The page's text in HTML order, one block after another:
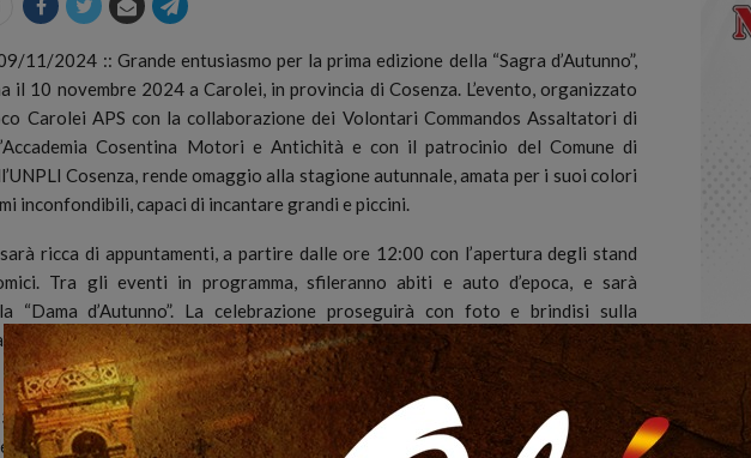
11/2024 :: Grande entusiasmo per la prima edizione della “Sagra d’Autunno”,
il 10 novembre 2024 a Carolei, in provincia di Cosenza. L’evento, organizzato
Carolei APS con la collaborazione dei Volontari Commandos Assaltatori di
Cosentina Motori e Antichità e con il patrocinio del Comune di
Cosenza, rende omaggio alla stagione autunnale, amata per i suoi colori
inconfondibili, capaci di incantare grandi e piccini.
ricca di appuntamenti, a partire dalle ore 12:00 con l’apertura degli stand
Tra gli eventi in programma, sfileranno abiti e auto d’epoca, e sarà
“Dama d’Autunno”. La celebrazione proseguirà con foto e brindisi sulla
gradinata Cubby Broccoli, seguiti da degustazioni di specialità culinarie e vini
spazio ai più piccoli con laboratori esperienziali, mentre l’atmosfera sarà
della “Quadriglia di Longobucco”. “Un’occasione imperdibile – afferma